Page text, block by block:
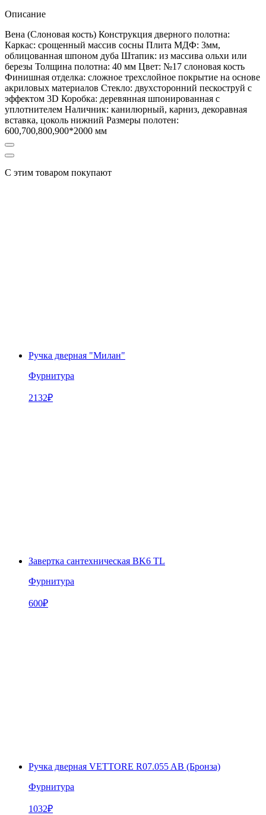
Описание
Вена (Слоновая кость) Конструкция дверного полотна:
Каркас: срощенный массив сосны Плита МДФ: 3мм,
облицованная шпоном дуба Штапик: из массива ольхи или
березы Толщина полотна: 40 мм Цвет: №17 слоновая кость
Финишная отделка: сложное трехслойное покрытие на основе
акриловых материалов Стекло: двухсторонний пескоструй с
эффектом 3D Коробка: деревянная шпонированная с
уплотнителем Наличник: канилюрный, карниз, декоравная
вставка, цоколь нижний Размеры полотен:
600,700,800,900*2000 мм
С этим товаром покупают
Ручка дверная "Милан"
Фурнитура
2132₽
Завертка сантехническая BK6 TL
Фурнитура
600₽
Ручка дверная VETTORE R07.055 AB (Бронза)
Фурнитура
1032₽